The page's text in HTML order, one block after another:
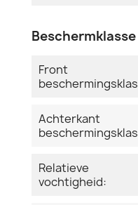
Front
Achterkant
Relatieve
vochtigheid: